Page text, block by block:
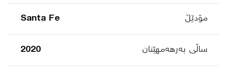
مۆدێڵ Santa Fe
ساڵی بەرهەمهێنان 2020